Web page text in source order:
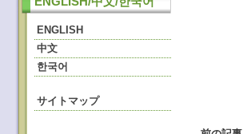
ENGLISH
中文
한국어
サイトマップ